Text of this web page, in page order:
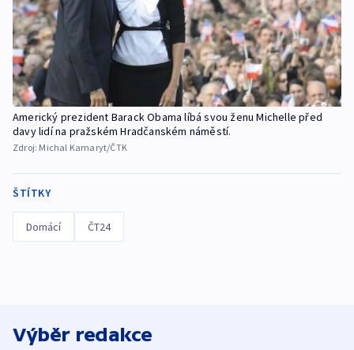
Americký prezident Barack Obama líbá svou ženu Michelle před
davy lidí na pražském Hradčanském náměstí.
Zdroj: Michal Kamaryt/ČTK
ŠTÍTKY
Domácí ČT24
Výběr redakce